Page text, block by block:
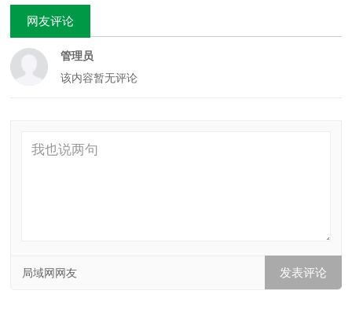
网友评论
管理员
该内容暂无评论
局域网网友